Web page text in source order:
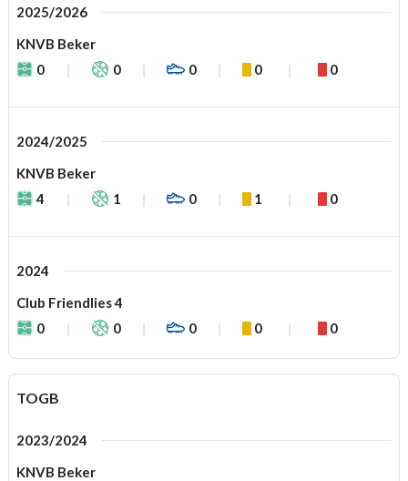
2025/2026
KNVB Beker
0
0 0 0 0
2024/2025
KNVB Beker
4
1 0 1 0
2024
Club Friendlies 4
0
0 0 0 0
TOGB
2023/2024
KNVB Beker